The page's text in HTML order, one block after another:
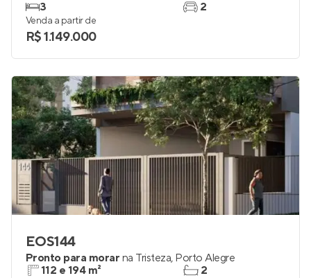
3 2
Venda a partir de
R$ 1.149.000
EOS144
Pronto para morar na Tristeza, Porto Alegre
112 e 194 m²
2